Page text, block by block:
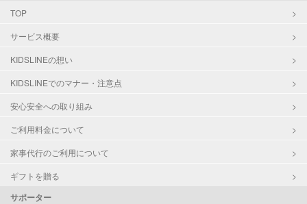
TOP
サービス概要
KIDSLINEの想い
KIDSLINEでのマナー・注意点
安心安全への取り組み
ご利用料金について
家事代行のご利用について
ギフトを贈る
サポーター